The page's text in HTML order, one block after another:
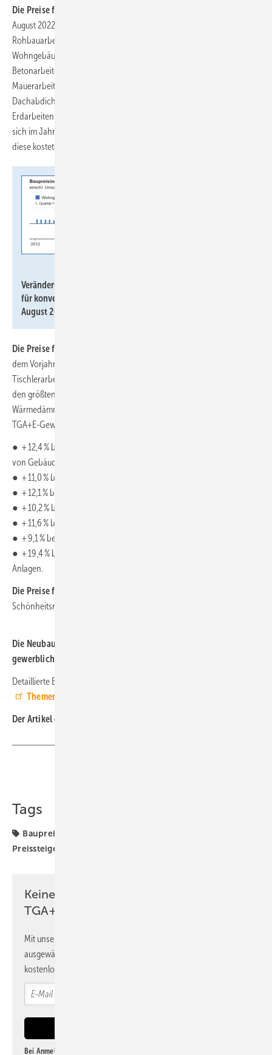
Die Preise für Rohbauarbeiten
August 2022 bis August 2023 um 3,1 %. Den größten Anteil an den
Rohbauarbeiten und auch am Gesamtindex für den Neubau von
Wohngebäuden haben Betonarbeiten und Mauerarbeiten.
Betonarbeiten wurden gegenüber August 2022 um 0,2 % teurer,
Mauerarbeiten um 5,3 %. Für Dachdeckungs- und
Dachabdichtungsarbeiten erhöhten sich die Preise um 7,2 %,
Erdarbeiten waren 7,6 % teurer als im August 2022. Verbilligt haben
sich im Jahresvergleich hingegen Zimmer- und Holzbauarbeiten,
diese kosteten 2,5 % weniger als im August 2022.
Veränderung der Baupreise gegenüber dem Vorjahresmonat
für konventionell gefertigte Wohngebäude von 2012 bis
August 2023.
Die Preise für Ausbauarbeiten
dem Vorjahresmonat um 9,0 % zu. Hierbei erhöhten sich die Preise für
Tischlerarbeiten um 8,0 %. Diese haben unter den Ausbauarbeiten
den größten Anteil am Baupreisindex für Wohngebäude. Die Preise für
Wärmedämm-Verbundsysteme erhöhten sich um 9,9 %. Bei den
TGA+E-Gewerken betrug die Preisentwicklung
● + 12,4 % bei Gas-, Wasser- und Entwässerungsanlagen innerhalb
von Gebäuden,
● + 11,0 % bei Raumlufttechnischen Anlagen,
● + 12,1 % bei Heizanlagen und zentralen Wassererwärmungsanlagen,
● + 10,2 % bei Nieder- und Mittelspannungsanlagen,
● + 11,6 % bei Anlagen für die Gebäudeautomation,
● + 9,1 % bei Blitzschutzanlagen und
● + 19,4 % bei Dämm- und Brandschutzarbeiten an technischen
Anlagen.
Die Preise für Instandhaltungsarbeiten
Schönheitsreparaturen) nahmen gegenüber dem Vorjahr um 9,0 % zu.
Die Neubaupreise für Bürogebäude
gewerbliche Betriebsgebäude
Detaillierte Ergebnisse zu Bauleistungspreisen stellt Destatis über die
Themenseite Bau- und Immobilienpreisindex
Der Artikel gehört zur
Tags
Baupreise
Preissteigerung
Keine Zeit? Kein Problem mit dem
TGA+E Newsletter!
Mit unserem Newsletter erhalten Sie regelmäßig von uns
ausgewählte Informationen und Neuigkeiten, gebündelt und
kostenlos direkt ins Postfach.
Bei Anmeldung zu diesem Newsletter bin ich damit einverstanden, über